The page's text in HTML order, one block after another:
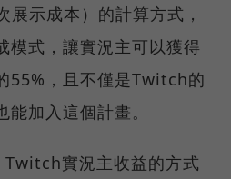
示成本）的計算方式，
模式，讓實況主可以獲得
55%，且不僅是Twitch的
加入這個計畫。
實況主收益的方式